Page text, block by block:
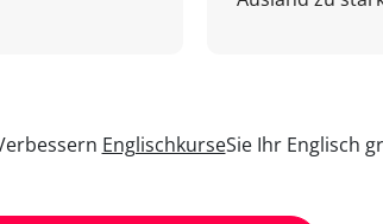
EnglischkurseSie Ihr Englisch